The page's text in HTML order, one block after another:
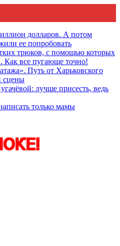
долларов. А потом
ее попробовать
трюков, с помощью которых
Как все пугающе точно!
Путь от Харьковского
сцены
лучше присесть, ведь
только мамы